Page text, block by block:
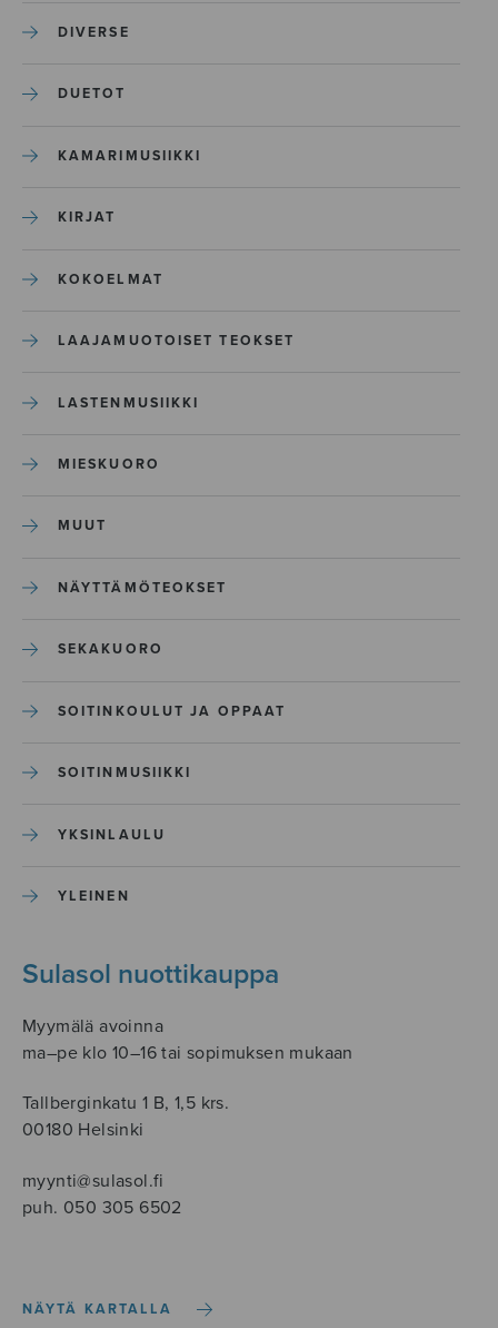
DIVERSE
DUETOT
KAMARIMUSIIKKI
KIRJAT
KOKOELMAT
LAAJAMUOTOISET TEOKSET
LASTENMUSIIKKI
MIESKUORO
MUUT
NÄYTTÄMÖTEOKSET
SEKAKUORO
SOITINKOULUT JA OPPAAT
SOITINMUSIIKKI
YKSINLAULU
YLEINEN
Sulasol nuottikauppa
Myymälä avoinna
ma–pe klo 10–16 tai sopimuksen mukaan
Tallberginkatu 1 B, 1,5 krs.
00180 Helsinki
myynti@sulasol.fi
puh. 050 305 6502
NÄYTÄ KARTALLA